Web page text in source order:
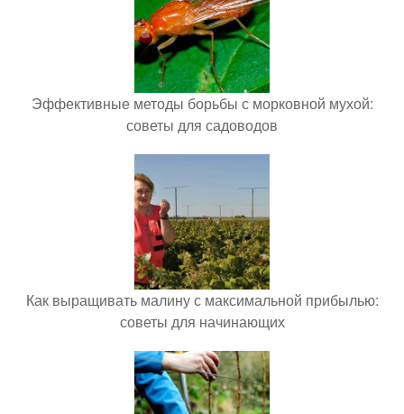
Эффективные методы борьбы с морковной мухой:
советы для садоводов
Как выращивать малину с максимальной прибылью:
советы для начинающих